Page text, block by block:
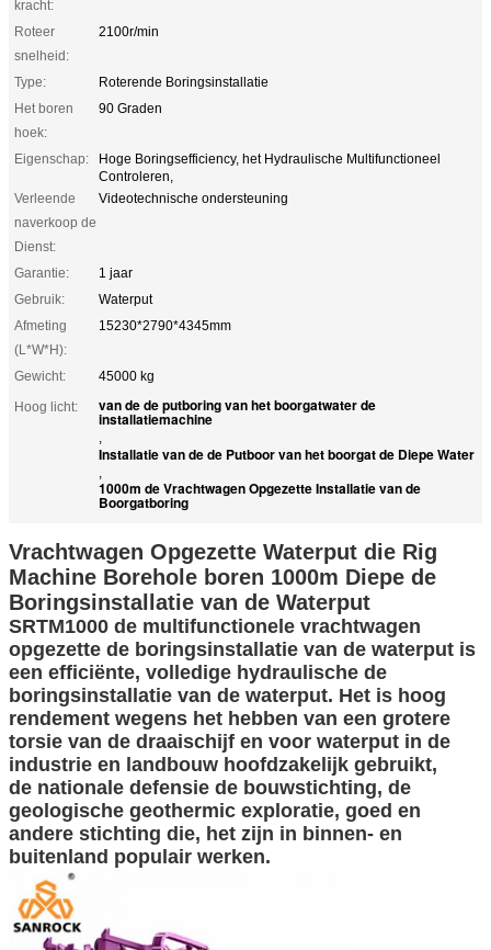
kracht:
Roteer
snelheid:
2100r/min
Type:
Roterende Boringsinstallatie
Het boren
hoek:
90 Graden
Eigenschap:
Hoge Boringsefficiency, het Hydraulische Multifunctioneel
Controleren,
Verleende
naverkoop de
Dienst:
Videotechnische ondersteuning
Garantie:
1 jaar
Gebruik:
Waterput
Afmeting
(L*W*H):
15230*2790*4345mm
Gewicht:
45000 kg
Hoog licht:
van de de putboring van het boorgatwater de
installatiemachine
,
Installatie van de de Putboor van het boorgat de Diepe Water
,
1000m de Vrachtwagen Opgezette Installatie van de
Boorgatboring
Vrachtwagen Opgezette Waterput die Rig
Machine Borehole boren 1000m Diepe de
Boringsinstallatie van de Waterput
SRTM1000 de multifunctionele vrachtwagen
opgezette de boringsinstallatie van de waterput is
een efficiënte, volledige hydraulische de
boringsinstallatie van de waterput. Het is hoog
rendement wegens het hebben van een grotere
torsie van de draaischijf en voor waterput in de
industrie en landbouw hoofdzakelijk gebruikt,
de nationale defensie de bouwstichting, de
geologische geothermic exploratie, goed en
andere stichting die, het zijn in binnen- en
buitenland populair werken.